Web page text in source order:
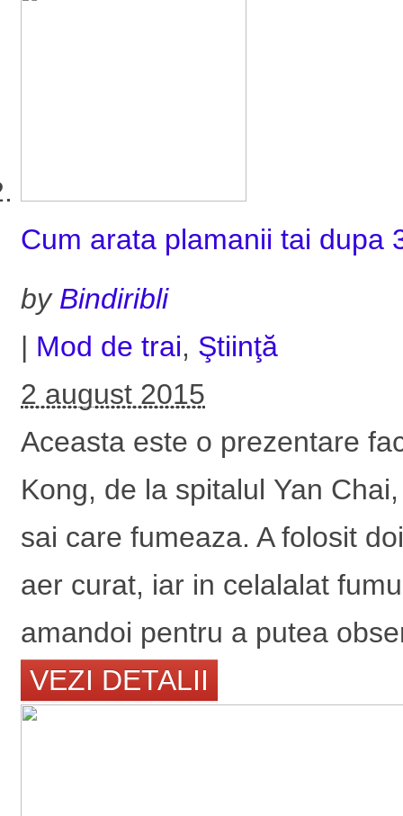
Cum arata plamanii tai dupa
by Bindiribli
| Mod de trai, Ştiinţă
2 august 2015
Aceasta este o prezentare
Kong, de la spitalul Yan
sai care fumeaza. A folosit
aer curat, iar in celalalat
amandoi pentru a putea
VEZI DETALII